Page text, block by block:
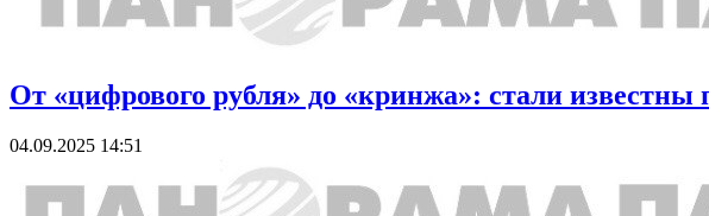
От «цифрового рубля» до «кринжа»: стали известны
04.09.2025 14:51